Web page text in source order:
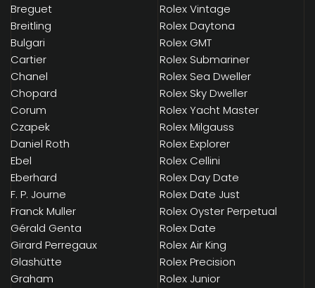
Breguet
Breitling
Bulgari
Cartier
Chanel
Chopard
Corum
Czapek
Daniel Roth
Ebel
Eberhard
F. P. Journe
Franck Muller
Gérald Genta
Girard Perregaux
Glashütte
Graham
Rolex Vintage
Rolex Daytona
Rolex GMT
Rolex Submariner
Rolex Sea Dweller
Rolex Sky Dweller
Rolex Yacht Master
Rolex Milgauss
Rolex Explorer
Rolex Cellini
Rolex Day Date
Rolex Date Just
Rolex Oyster Perpetual
Rolex Date
Rolex Air King
Rolex Precision
Rolex Junior